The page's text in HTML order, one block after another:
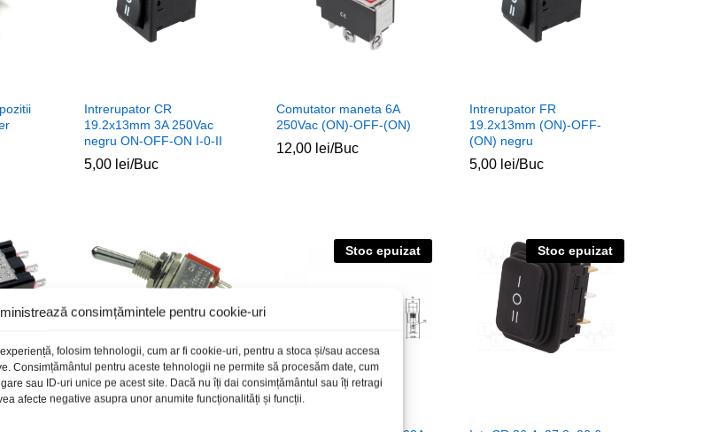
consimțămintele pentru cookie-uri
folosim tehnologii, cum ar fi cookie-uri, pentru a stoca și/sau accesa
Consimțământul pentru aceste tehnologii ne permite să procesăm date, cum
sau ID-uri unice pe acest site. Dacă nu îți dai consimțământul sau îți retragi
afecte negative asupra unor anumite funcționalități și funcții.
Intrerupator CR
19.2x13mm 3A 250Vac
negru ON-OFF-ON I-0-II
5,00 lei/Buc
5,00 lei
Comutator maneta 6A
250Vac (ON)-OFF-(ON)
12,00 lei/Buc
12,00 lei
Intrerupator FR
19.2x13mm (ON)-OFF-
(ON) negru
5,00 lei/Buc
5,00 lei
Stoc epuizat Stoc epuizat